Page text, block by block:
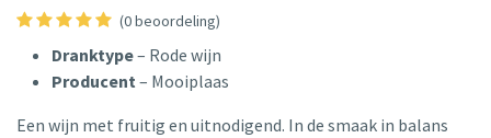
(0 beoordeling)
Dranktype– Rode wijn
Producent– Mooiplaas
Een wijn met fruitig en uitnodigend. In de smaak in balans